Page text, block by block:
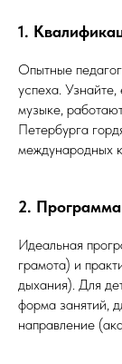
1.
Опытные
успеха.
музыке,
Петербурга
международных
2.
Идеальная
грамота) и
дыхания). Для
форма занятий,
направление